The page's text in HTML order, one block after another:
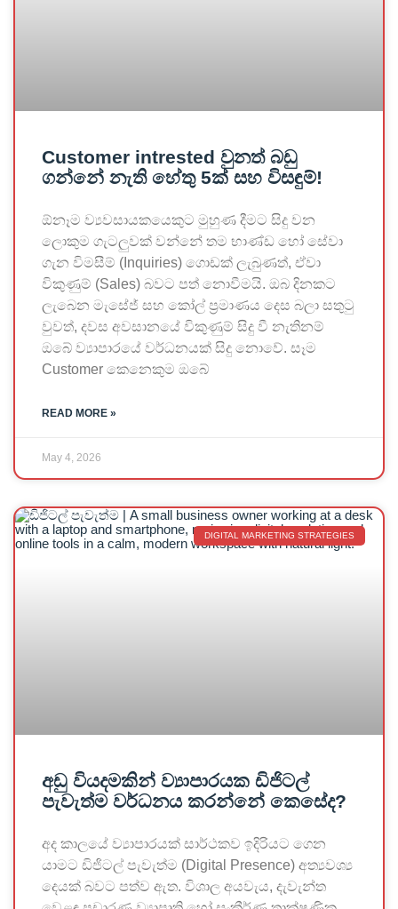
Customer intrested වුනත් බඩු
ගන්නේ නැති හේතු 5ක් සහ විසඳුම්!
ඕනෑම ව්‍යවසායකයෙකුට මුහුණ දීමට සිදු වන
ලොකුම ගැටලුවක් වන්නේ තම භාණ්ඩ හෝ සේවා
ගැන විමසීම් (Inquiries) ගොඩක් ලැබුණත්, ඒවා
විකුණුම් (Sales) බවට පත් නොවීමයි. ඔබ දිනකට
ලැබෙන මැසේජ් සහ කෝල් ප්‍රමාණය දෙස බලා සතුටු
වුවත්, දවස අවසානයේ විකුණුම් සිදු වී නැතිනම්
ඔබේ ව්‍යාපාරයේ වර්ධනයක් සිදු නොවේ. සෑම
Customer කෙනෙකුම ඔබේ
READ MORE »
May 4, 2026
DIGITAL MARKETING STRATEGIES
අඩු වියදමකින් ව්‍යාපාරයක ඩිජිටල්
පැවැත්ම වර්ධනය කරන්නේ කෙසේද?
අද කාලයේ ව්‍යාපාරයක් සාර්ථකව ඉදිරියට ගෙන
යාමට ඩිජිටල් පැවැත්ම (Digital Presence) අත්‍යවශ්‍ය
දෙයක් බවට පත්ව ඇත. විශාල අයවැය, දැවැන්ත